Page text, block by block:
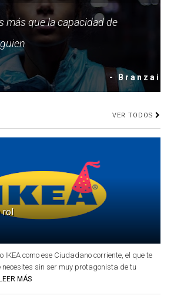
más que la capacidad de
- Branzai
VER TODOS
rol
IKEA como ese Ciudadano corriente, el que te
sin ser muy protagonista de tu
MÁS